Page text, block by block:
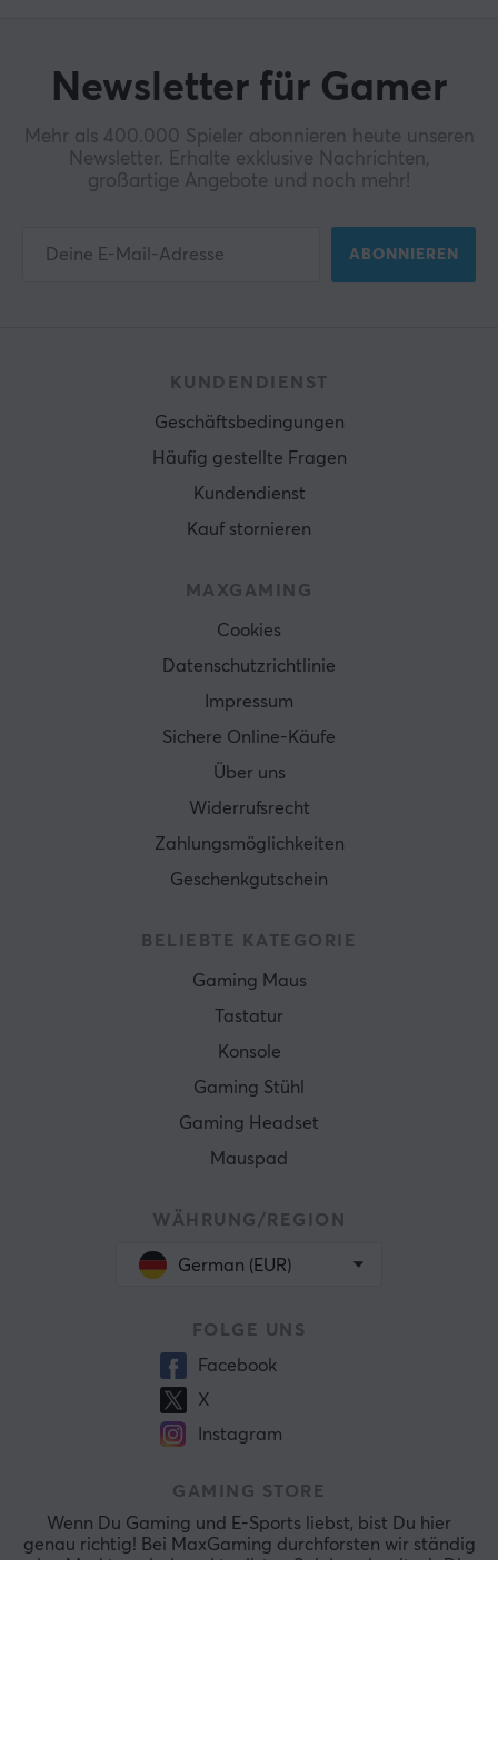
Newsletter für Gamer
Mehr als 400.000 Spieler abonnieren heute unseren
Newsletter. Erhalte exklusive Nachrichten,
großartige Angebote und noch mehr!
ABONNIEREN
KUNDENDIENST
Geschäftsbedingungen
Häufig gestellte Fragen
Kundendienst
Kauf stornieren
MAXGAMING
Cookies
Datenschutzrichtlinie
Impressum
Sichere Online-Käufe
Über uns
Widerrufsrecht
Zahlungsmöglichkeiten
Geschenkgutschein
BELIEBTE KATEGORIE
Gaming Maus
Tastatur
Konsole
Gaming Stühl
Gaming Headset
Mauspad
WÄHRUNG/REGION
German (EUR)
FOLGE UNS
Facebook
X
Instagram
GAMING STORE
Wenn Du Gaming und E-Sports liebst, bist Du hier
genau richtig! Bei MaxGaming durchforsten wir ständig
den Markt nach den aktuellsten Spielen, damit wir Dir